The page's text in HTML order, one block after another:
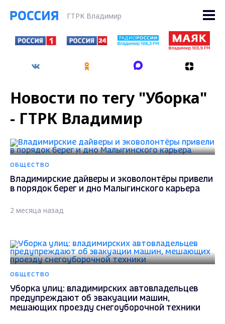
ГТРК Владимир
Новости по тегу "Уборка"
- ГТРК Владимир
ОБЩЕСТВО
Владимирские дайверы и эковолонтёры привели
в порядок берег и дно Малыгинского карьера
2 месяца назад
ОБЩЕСТВО
Уборка улиц: владимирских автовладельцев
предупреждают об эвакуации машин,
мешающих проезду снегоуборочной техники